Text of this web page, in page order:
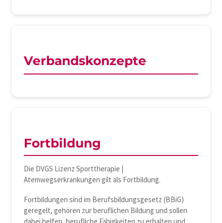
Verbandskonzepte
Fortbildung
Die DVGS Lizenz Sporttherapie |
Atemwegserkrankungen gilt als Fortbildung.
Fortbildungen sind im Berufsbildungsgesetz (BBiG)
geregelt, gehören zur beruflichen Bildung und sollen